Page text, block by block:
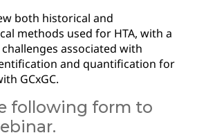
both historical and
methods used for HTA, with a
associated with
and quantification for
GCxGC.